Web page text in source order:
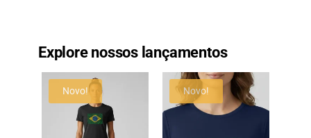
Explore nossos lançamentos
Novo! Novo!